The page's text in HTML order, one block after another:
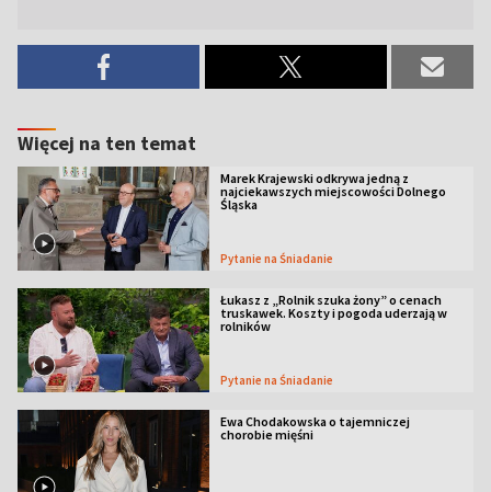
Więcej na ten temat
Marek Krajewski odkrywa jedną z
najciekawszych miejscowości Dolnego
Śląska
Pytanie na Śniadanie
Łukasz z „Rolnik szuka żony” o cenach
truskawek. Koszty i pogoda uderzają w
rolników
Pytanie na Śniadanie
Ewa Chodakowska o tajemniczej
chorobie mięśni